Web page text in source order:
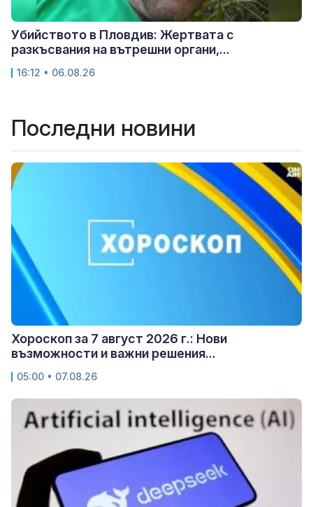
Убийството в Пловдив: Жертвата с
разкъсвания на вътрешни органи,...
16:12 • 06.08.26
Последни новини
Хороскоп за 7 август 2026 г.: Нови
възможности и важни решения...
05:00 • 07.08.26